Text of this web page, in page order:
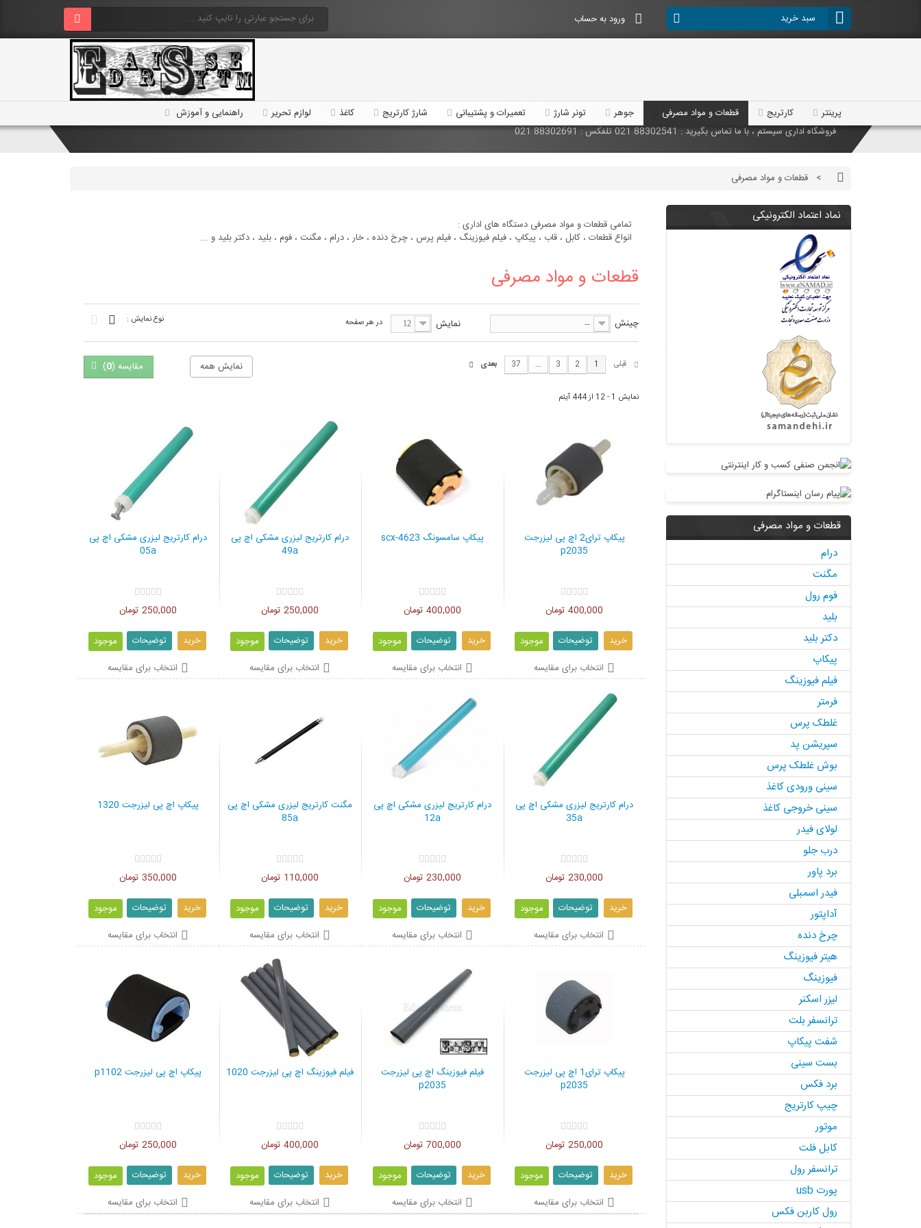
سبد خرید ورود به حساب
پرینتر کارتریج قطعات و مواد مصرفی جوهر تونر شارژ تعمیرات و پشتیبانی شارژ کارتریج کاغذ لوازم تحریر
راهنمایی و آموزش
فروشگاه اداری سیستم ، با ما تماس بگیرید : 88302541 021 تلفکس : 88302691 021
فروشگاه اداری سیستم ، با ما تماس بگیرید : 88302541 021 تلفکس : 88302691 021
> قطعات و مواد مصرفی
تمامی قطعات و مواد مصرفی دستگاه های اداری :
انواع قطعات ، کابل ، قاب ، پیکاپ ، فیلم فیوزینگ ، فیلم پرس ، چرخ دنده ، خار ، درام ، مگنت ، فوم ، بلید ، دکتر بلید و ...
قطعات و مواد مصرفی
نوع نمایش : چینش -- نمایش 12 در هر صفحه
مقایسه (0
) نمایش همه قبلی 1
2
3
...
37 بعدی
نمایش 1 - 12 از 444 آیتم
پیکاپ ترای2 اچ پی لیزرجت
p2035
400,000 تومان
خرید
توضیحات
موجود
انتخاب برای مقایسه
پیکاپ سامسونگ scx-4623
400,000 تومان
خرید
توضیحات
موجود
انتخاب برای مقایسه
درام کارتریج لیزری مشکی اچ پی
49a
250,000 تومان
خرید
توضیحات
موجود
انتخاب برای مقایسه
درام کارتریج لیزری مشکی اچ پی
05a
250,000 تومان
خرید
توضیحات
موجود
انتخاب برای مقایسه
درام کارتریج لیزری مشکی اچ پی
35a
230,000 تومان
خرید
توضیحات
موجود
انتخاب برای مقایسه
درام کارتریج لیزری مشکی اچ پی
12a
230,000 تومان
خرید
توضیحات
موجود
انتخاب برای مقایسه
مگنت کارتریج لیزری مشکی اچ پی
85a
110,000 تومان
خرید
توضیحات
موجود
انتخاب برای مقایسه
پیکاپ اچ پی لیزرجت 1320
350,000 تومان
خرید
توضیحات
موجود
انتخاب برای مقایسه
پیکاپ ترای1 اچ پی لیزرجت
p2035
250,000 تومان
خرید
توضیحات
موجود
انتخاب برای مقایسه
فیلم فیوزینگ اچ پی لیزرجت
p2035
700,000 تومان
خرید
توضیحات
موجود
انتخاب برای مقایسه
فیلم فیوزینگ اچ پی لیزرجت 1020
400,000 تومان
خرید
توضیحات
موجود
انتخاب برای مقایسه
پیکاپ اچ پی لیزرجت p1102
250,000 تومان
خرید
توضیحات
موجود
انتخاب برای مقایسه
نماد اعتماد الکترونیکی
قطعات و مواد مصرفی
درام
مگنت
فوم رول
بلید
دکتر بلید
پیکاپ
فیلم فیوزینگ
فرمتر
غلطک پرس
سپریشن پد
بوش غلطک پرس
سینی ورودی کاغذ
سینی خروجی کاغذ
لولای فیدر
درب جلو
برد پاور
فیدر اسمبلی
آداپتور
چرخ دنده
هیتر فیوزینگ
فیوزینگ
لیزر اسکنر
ترانسفر بلت
شفت پیکاپ
بست سینی
برد فکس
چیپ کارتریج
موتور
کابل فلت
ترانسفر رول
پورت usb
رول کاربن فکس